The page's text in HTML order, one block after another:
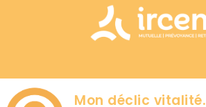
Mon déclic vitalité.